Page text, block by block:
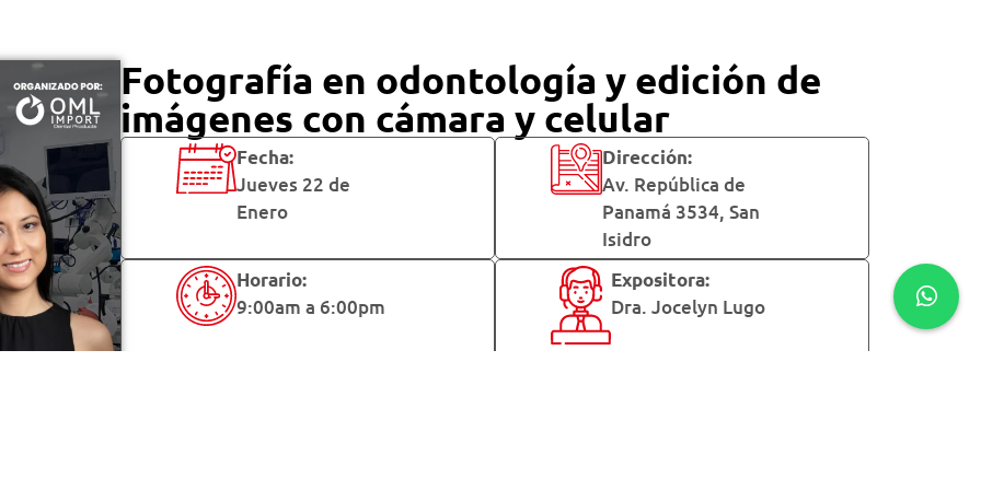
Fotografía en odontología y edición de
imágenes con cámara y celular
Fecha:
Jueves 22 de
Enero
Dirección:
Av. República de
Panamá 3534, San
Isidro
Horario:
9:00am a 6:00pm
Expositora:
Dra. Jocelyn Lugo